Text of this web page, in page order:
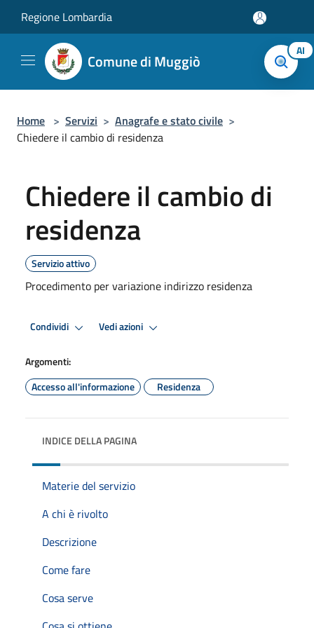
Regione Lombardia
Comune di Muggiò
AI
Home > Servizi > Anagrafe e stato civile >
Chiedere il cambio di residenza
Chiedere il cambio di
residenza
Servizio attivo
Procedimento per variazione indirizzo residenza
Condividi Vedi azioni
Argomenti:
Accesso all'informazione
Residenza
INDICE DELLA PAGINA
Materie del servizio
A chi è rivolto
Descrizione
Come fare
Cosa serve